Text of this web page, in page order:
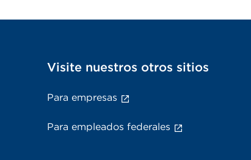
Visite nuestros otros sitios
Para empresas
Para empleados federales